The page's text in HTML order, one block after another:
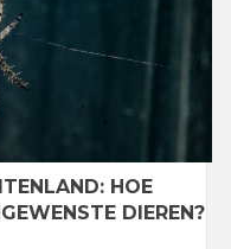
HOE
DIEREN?